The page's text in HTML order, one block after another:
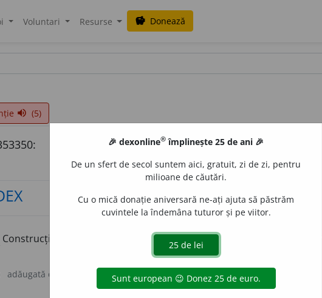
Voluntari Resurse savings Donează
volume_up (5)
Construcțiune subterană, boltă servind ca mormînt pentru una sau
adăugată de acțiuni
🎉 dexonline® împlinește 25 de ani 🎉
De un sfert de secol suntem aici, gratuit, zi de zi, pentru
milioane de căutări.
Cu o mică donație aniversară ne-ați ajuta să păstrăm
cuvintele la îndemâna tuturor și pe viitor.